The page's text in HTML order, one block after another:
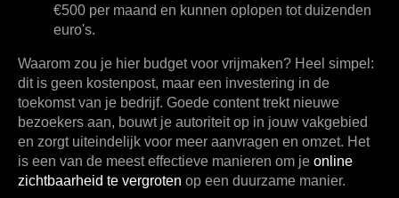
€500 per maand en kunnen oplopen tot duizenden
euro's.
Waarom zou je hier budget voor vrijmaken? Heel simpel:
dit is geen kostenpost, maar een investering in de
toekomst van je bedrijf. Goede content trekt nieuwe
bezoekers aan, bouwt je autoriteit op in jouw vakgebied
en zorgt uiteindelijk voor meer aanvragen en omzet. Het
is een van de meest effectieve manieren om je online
zichtbaarheid te vergroten op een duurzame manier.